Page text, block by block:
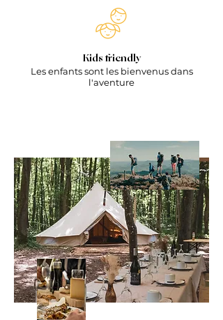
Kids friendly
Lesenfants sont les bienvenus dans
l'aventure